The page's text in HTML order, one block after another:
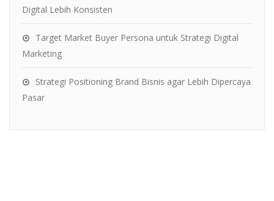
Digital Lebih Konsisten
Target Market Buyer Persona untuk Strategi Digital
Marketing
Strategi Positioning Brand Bisnis agar Lebih Dipercaya
Pasar